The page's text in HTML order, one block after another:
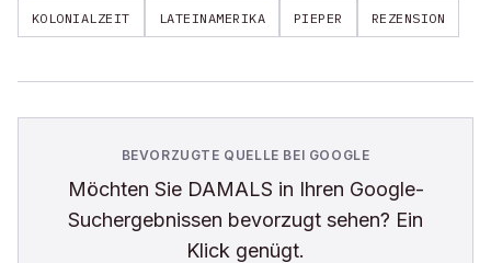
KOLONIALZEIT LATEINAMERIKA PIEPER REZENSION
BEVORZUGTE QUELLE BEI GOOGLE
Möchten Sie DAMALS in Ihren Google-
Suchergebnissen bevorzugt sehen? Ein
Klick genügt.